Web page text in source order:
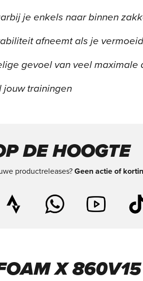
je enkels naar binnen
afneemt als je
gevoel van veel maximale
jouw trainingen
DE HOOGTE
productreleases?Geen actie of
X